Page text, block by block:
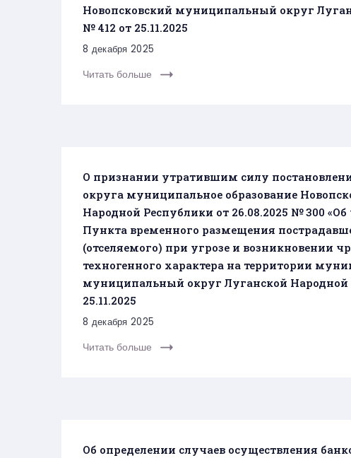
Новопсковский муниципальный округ
№ 412 от 25.11.2025
8 декабря 2025
Читать больше
О признании утратившим силу
округа муниципальное образование
Народной Республики от 26.08.2025 № 300
Пункта временного размещения
(отселяемого) при угрозе и возникновении
техногенного характера на территории
муниципальный округ Луганской Народной
25.11.2025
8 декабря 2025
Читать больше
Об определении случаев осуществления